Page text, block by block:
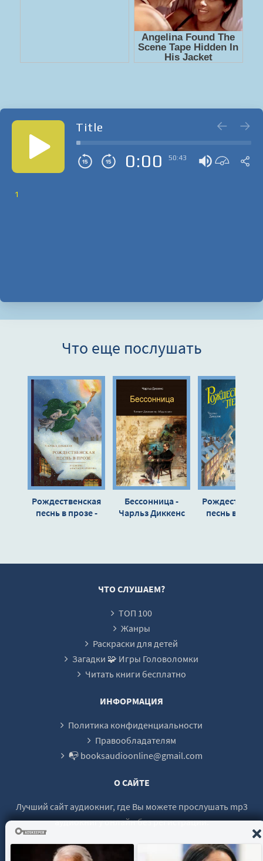
Title
0:00 50:43
1
Что еще послушать
Рождественская
песнь в прозе -
Бессонница -
Чарльз Диккенс
песнь в
ЧТО СЛУШАЕМ?
ТОП 100
Жанры
Раскраски для детей
Загадки 🧩 Игры Головоломки
Читать книги бесплатно
ИНФОРМАЦИЯ
Политика конфиденциальности
Правообладателям
📭 booksaudioonline@gmail.com
О САЙТЕ
Лучший сайт аудиокниг, где Вы можете прослушать mp3
аудиокнигу онлайн без регистрации.